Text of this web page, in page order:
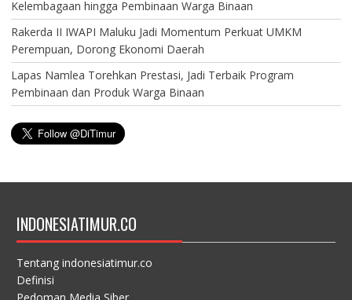
Kelembagaan hingga Pembinaan Warga Binaan
Rakerda II IWAPI Maluku Jadi Momentum Perkuat UMKM
Perempuan, Dorong Ekonomi Daerah
Lapas Namlea Torehkan Prestasi, Jadi Terbaik Program
Pembinaan dan Produk Warga Binaan
INDONESIATIMUR.CO
Tentang indonesiatimur.co
Definisi